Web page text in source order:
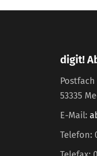
digit!
Postfach
53335
E-Mail:
Telefon: